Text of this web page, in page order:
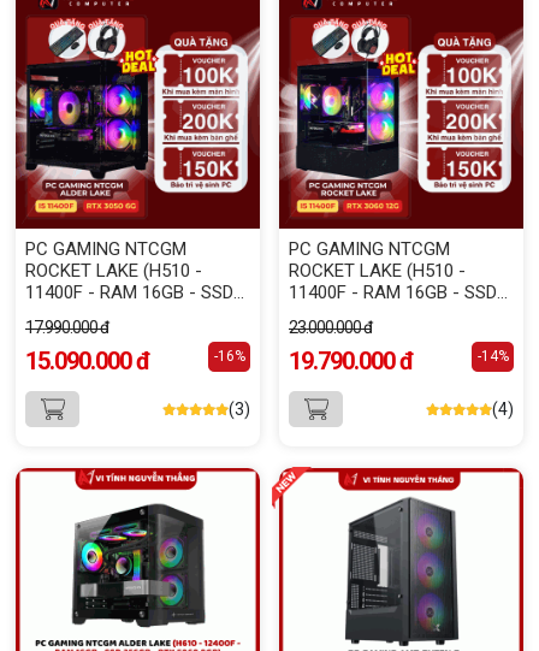
PC GAMING NTCGM
ROCKET LAKE (H510 -
11400F - RAM 16GB - SSD
17.990.000 đ
15.090.000 đ -16%
(3)
PC GAMING NTCGM
ROCKET LAKE (H510 -
11400F - RAM 16GB - SSD
23.000.000 đ
19.790.000 đ -14%
(4)